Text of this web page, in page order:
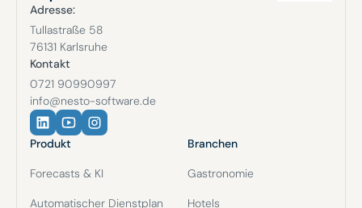
Adresse:
Tullastraße 58
76131 Karlsruhe
Kontakt
0721 90990997
info@nesto-software.de
Produkt
Forecasts & KI
Automatischer Dienstplan
Branchen
Gastronomie
Hotels